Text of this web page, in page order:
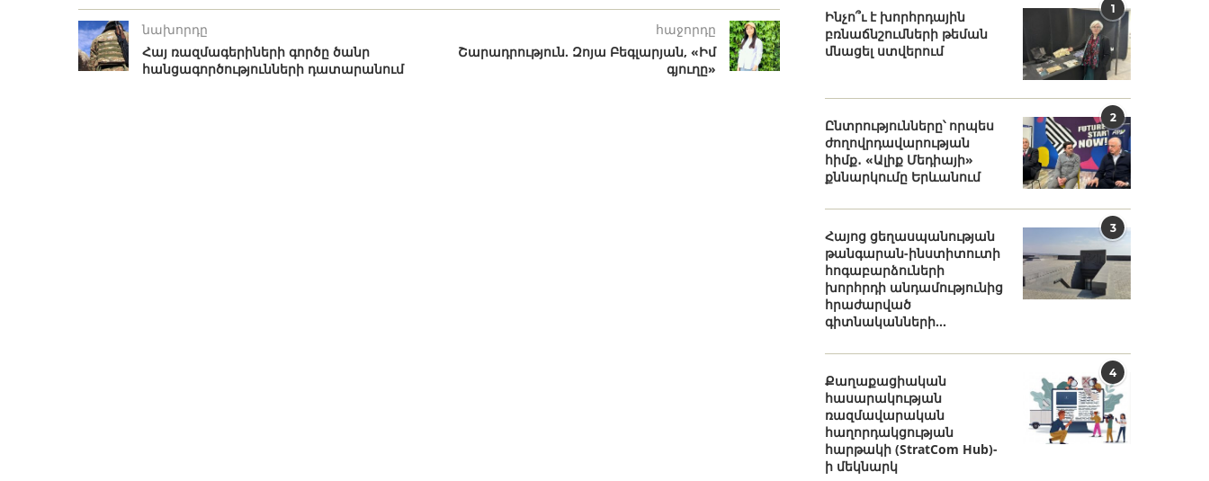
նախորդը
Հայ ռազմագերիների գործը ծանր
հանցագործությունների դատարանում
հաջորդը
Շարադրություն. Զոյա Բեգլարյան, «Իմ
գյուղը»
1
Ինչո՞ւ է խորհրդային
բռնաճնշումների թեման
մնացել ստվերում
2
Ընտրությունները՝ որպես
ժողովրդավարության
հիմք․ «Ալիք Մեդիայի»
քննարկումը Երևանում
3
Հայոց ցեղասպանության
թանգարան-ինստիտուտի
հոգաբարձուների
խորհրդի անդամությունից
հրաժարված
գիտնականների...
4
Քաղաքացիական
հասարակության
ռազմավարական
հաղորդակցության
հարթակի (StratCom Hub)-
ի մեկնարկ